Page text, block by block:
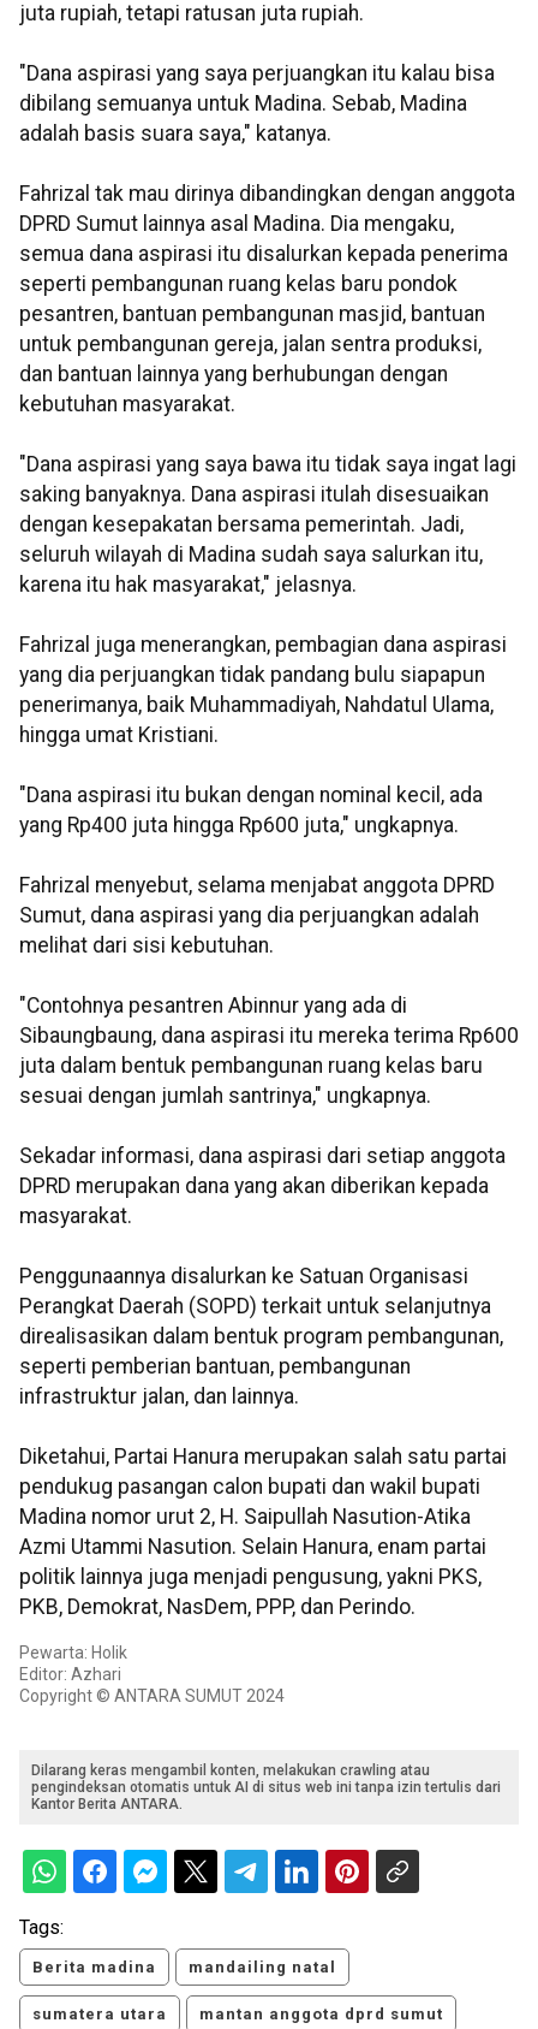
juta rupiah, tetapi ratusan juta rupiah.
"Dana aspirasi yang saya perjuangkan itu kalau bisa
dibilang semuanya untuk Madina. Sebab, Madina
adalah basis suara saya," katanya.
Fahrizal tak mau dirinya dibandingkan dengan anggota
DPRD Sumut lainnya asal Madina. Dia mengaku,
semua dana aspirasi itu disalurkan kepada penerima
seperti pembangunan ruang kelas baru pondok
pesantren, bantuan pembangunan masjid, bantuan
untuk pembangunan gereja, jalan sentra produksi,
dan bantuan lainnya yang berhubungan dengan
kebutuhan masyarakat.
"Dana aspirasi yang saya bawa itu tidak saya ingat lagi
saking banyaknya. Dana aspirasi itulah disesuaikan
dengan kesepakatan bersama pemerintah. Jadi,
seluruh wilayah di Madina sudah saya salurkan itu,
karena itu hak masyarakat," jelasnya.
Fahrizal juga menerangkan, pembagian dana aspirasi
yang dia perjuangkan tidak pandang bulu siapapun
penerimanya, baik Muhammadiyah, Nahdatul Ulama,
hingga umat Kristiani.
"Dana aspirasi itu bukan dengan nominal kecil, ada
yang Rp400 juta hingga Rp600 juta," ungkapnya.
Fahrizal menyebut, selama menjabat anggota DPRD
Sumut, dana aspirasi yang dia perjuangkan adalah
melihat dari sisi kebutuhan.
"Contohnya pesantren Abinnur yang ada di
Sibaungbaung, dana aspirasi itu mereka terima Rp600
juta dalam bentuk pembangunan ruang kelas baru
sesuai dengan jumlah santrinya," ungkapnya.
Sekadar informasi, dana aspirasi dari setiap anggota
DPRD merupakan dana yang akan diberikan kepada
masyarakat.
Penggunaannya disalurkan ke Satuan Organisasi
Perangkat Daerah (SOPD) terkait untuk selanjutnya
direalisasikan dalam bentuk program pembangunan,
seperti pemberian bantuan, pembangunan
infrastruktur jalan, dan lainnya.
Diketahui, Partai Hanura merupakan salah satu partai
pendukug pasangan calon bupati dan wakil bupati
Madina nomor urut 2, H. Saipullah Nasution-Atika
Azmi Utammi Nasution. Selain Hanura, enam partai
politik lainnya juga menjadi pengusung, yakni PKS,
PKB, Demokrat, NasDem, PPP, dan Perindo.
Pewarta: Holik
Editor: Azhari
Copyright © ANTARA SUMUT 2024
Dilarang keras mengambil konten, melakukan crawling atau
pengindeksan otomatis untuk AI di situs web ini tanpa izin tertulis dari
Kantor Berita ANTARA.
Tags:
Berita madina mandailing natal
sumatera utara mantan anggota dprd sumut